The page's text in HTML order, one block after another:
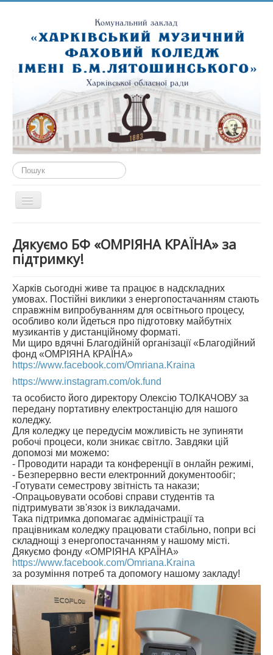
Пошук...
Перемикач
ПРО НАС
АБІТУРІЄНТУ
СТУДЕНТУ
КАБІНЕТ МЕТОДИСТА
НАВЧАЛЬНО-ВИХОВНА РОБОТА
МИСТЕЦЬКІ ПРОЄКТИ
БІБЛІОТЕКА, ФОНОТЕКА
МИСТЕЦЬКА ШКОЛА ПРИ ХМФК
Дякуємо БФ «ОМРІЯНА КРАЇНА» за
підтримку!
Харків сьогодні живе та працює в надскладних
умовах. Постійні виклики з енергопостачанням стають
справжнім випробуванням для освітнього процесу,
особливо коли йдеться про підготовку майбутніх
музикантів у дистанційному форматі.
Ми щиро вдячні Благодійній організації «Благодійний
фонд «ОМРІЯНА КРАЇНА»
https://www.facebook.com/Omriana.Kraina
https://www.instagram.com/ok.fund
та особисто його директору Олексію ТОЛКАЧОВУ за
передану портативну електростанцію для нашого
коледжу.
Для коледжу це передусім можливість не зупиняти
робочі процеси, коли зникає світло. Завдяки цій
допомозі ми можемо:
- Проводити наради та конференції в онлайн режимі,
- Безперервно вести електронний документообіг;
-Готувати семестрову звітність та накази;
-Опрацьовувати особові справи студентів та
підтримувати зв'язок із викладачами.
Така підтримка допомагає адміністрації та
працівникам коледжу працювати стабільно, попри всі
складнощі з енергопостачанням у нашому місті.
Дякуємо фонду «ОМРІЯНА КРАЇНА»
https://www.facebook.com/Omriana.Kraina
за розуміння потреб та допомогу нашому закладу!